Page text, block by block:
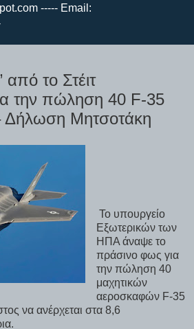
----- Email:
το Στέιτ
την πώληση 40 F-35
Δήλωση Μητσοτάκη
Το υπουργείο
Εξωτερικών των
ΗΠΑ άναψε το
πράσινο φως για
την πώληση 40
μαχητικών
αεροσκαφών F-35
να ανέρχεται στα 8,6